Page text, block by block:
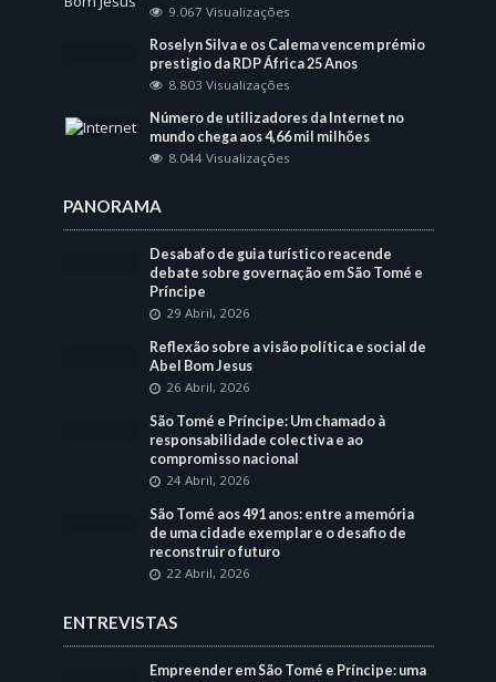
9.067 Visualizações
Roselyn Silva e os Calema vencem prémio
prestigio da RDP África 25 Anos
8.803 Visualizações
Número de utilizadores da Internet no
mundo chega aos 4,66 mil milhões
8.044 Visualizações
PANORAMA
Desabafo de guia turístico reacende
debate sobre governação em São Tomé e
Príncipe
29 Abril, 2026
Reflexão sobre a visão política e social de
Abel Bom Jesus
26 Abril, 2026
São Tomé e Príncipe: Um chamado à
responsabilidade colectiva e ao
compromisso nacional
24 Abril, 2026
São Tomé aos 491 anos: entre a memória
de uma cidade exemplar e o desafio de
reconstruir o futuro
22 Abril, 2026
ENTREVISTAS
Empreender em São Tomé e Príncipe: uma